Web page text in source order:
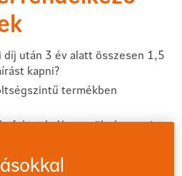
díj után 3 év alatt összesen 1,5
kapni?
termékben
szükség szerint